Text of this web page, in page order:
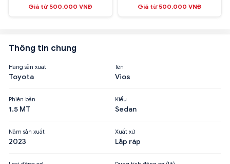
Giá từ 500.000 VNĐ
Giá từ 500.000 VNĐ
Thông tin chung
Hãng sản xuất
Toyota
Tên
Vios
Phiên bản
1.5 MT
Kiểu
Sedan
Năm sản xuất
2023
Xuất xứ
Lắp ráp